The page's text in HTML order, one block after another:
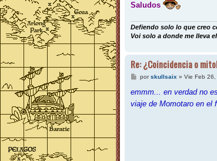
e
Saludos
Defiendo solo lo que creo
Voi solo a donde me lleva
Re: ¿Coincidencia o
M
n
a
porskullsaix » Vie Feb
emmm... en verdad no
viaje de Momotaro en el